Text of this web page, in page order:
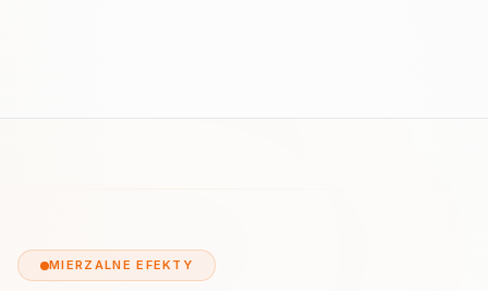
MIERZALNE EFEKTY